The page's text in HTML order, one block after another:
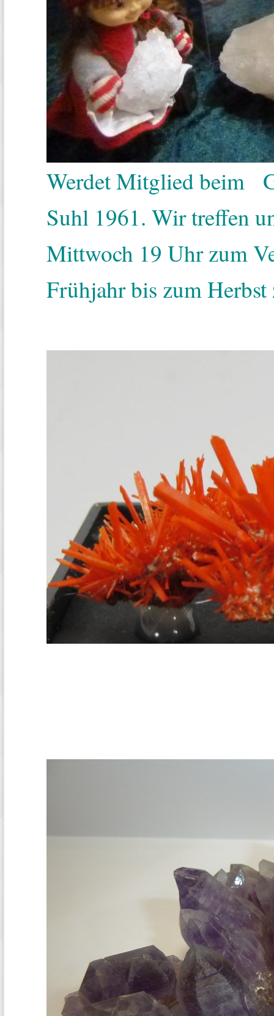
Werdet Mitglied beim
Suhl 1961. Wir treffen
Mittwoch 19 Uhr zum
Frühjahr bis zum